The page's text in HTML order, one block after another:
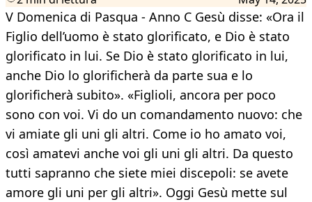
V Domenica di Pasqua - Anno C Gesù disse: «Ora il
Figlio dell’uomo è stato glorificato, e Dio è stato
glorificato in lui. Se Dio è stato glorificato in lui,
anche Dio lo glorificherà da parte sua e lo
glorificherà subito». «Figlioli, ancora per poco
sono con voi. Vi do un comandamento nuovo: che
vi amiate gli uni gli altri. Come io ho amato voi,
così amatevi anche voi gli uni gli altri. Da questo
tutti sapranno che siete miei discepoli: se avete
amore gli uni per gli altri». Oggi Gesù mette sul